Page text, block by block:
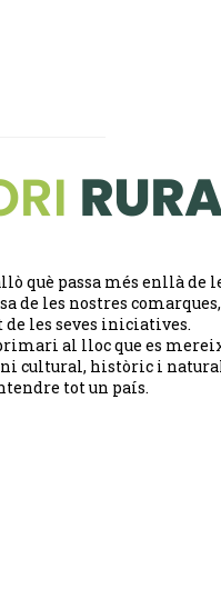
què passa més enllà de
de les nostres
les seves iniciatives.
al lloc que es
cultural, històric i
tot un país.